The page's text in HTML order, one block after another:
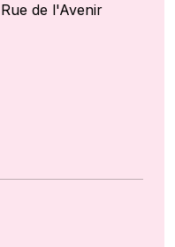
de l'Avenir